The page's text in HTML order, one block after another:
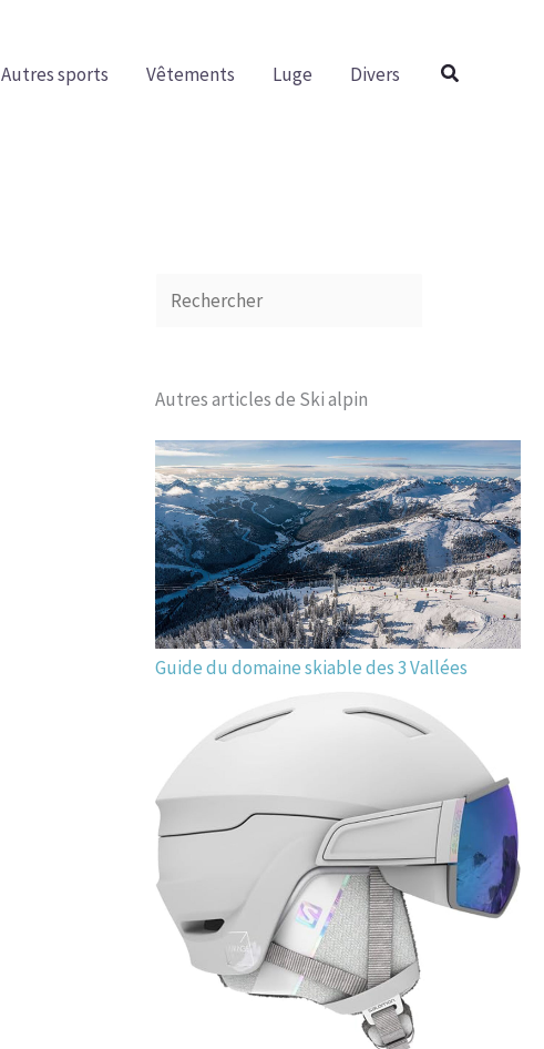
Autres sports Vêtements Luge Divers Rechercher
Autres articles de Ski alpin
Guide du domaine skiable des 3 Vallées